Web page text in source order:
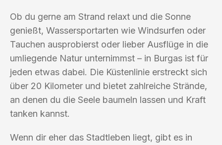
Ob du gerne am Strand relaxt und die Sonne
genießt, Wassersportarten wie Windsurfen oder
Tauchen ausprobierst oder lieber Ausflüge in die
umliegende Natur unternimmst – in Burgas ist für
jeden etwas dabei. Die Küstenlinie erstreckt sich
über 20 Kilometer und bietet zahlreiche Strände,
an denen du die Seele baumeln lassen und Kraft
tanken kannst.
Wenn dir eher das Stadtleben liegt, gibt es in